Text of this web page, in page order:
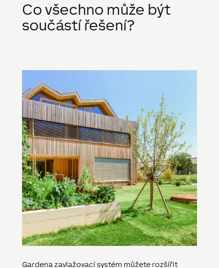
Co všechno může být
součástí řešení?
Gardena zavlažovací systém můžete rozšířit